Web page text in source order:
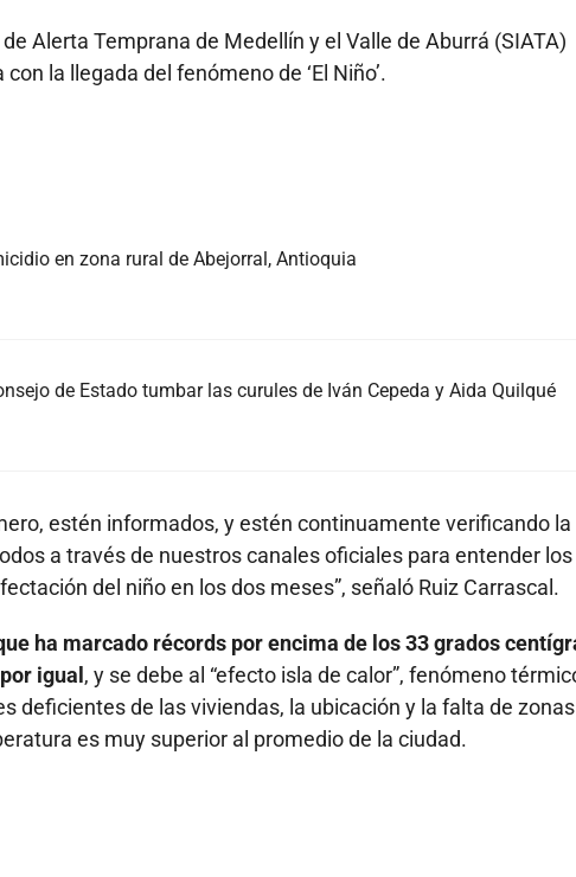
Alerta Temprana de Medellín y el Valle de Aburrá (SIATA)
la llegada del fenómeno de ‘El Niño’.
en zona rural de Abejorral, Antioquia
de Estado tumbar las curules de Iván Cepeda y Aida Quilqué
estén informados, y estén continuamente verificando la
a través de nuestros canales oficiales para entender los
del niño en los dos meses”, señaló Ruiz Carrascal.
ha marcado récords por encima de los 33 grados
igual , y se debe al “efecto isla de calor”, fenómeno
deficientes de las viviendas, la ubicación y la falta de zonas
es muy superior al promedio de la ciudad.